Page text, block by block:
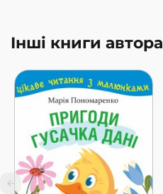
Інші книги автора